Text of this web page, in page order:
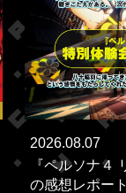
2026.08.07
『ペルソナ４
の感想レポー